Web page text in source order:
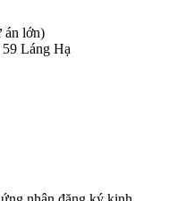
án lớn)
Láng Hạ